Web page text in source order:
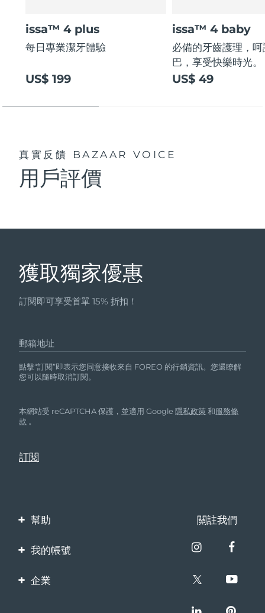
issa™ 4 plus
每日專業潔牙體驗
US$ 199
issa™ 4 baby
必備的牙齒護理，
巴，享受快樂時光。
US$ 49
真實反饋 BAZAAR VOICE
用戶評價
獲取獨家優惠
訂閱即可享受首單 15% 折扣！
郵箱地址
點擊“訂閱”即表示您同意接收來自 FOREO 的行銷資訊。您還瞭解
您可以隨時取消訂閱。
本網站受 reCAPTCHA 保護，並適用 Google隱私政策 和服務條
款 。
幫助
聯繫我們
保修與退換貨
關註我們
我的帳號
產品註冊
企業